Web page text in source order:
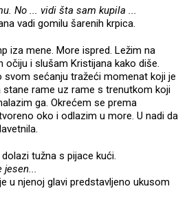
No ... vidi šta sam kupila ...
vadi gomilu šarenih krpica.
iza mene. More ispred. Ležim na
očiju i slušam Kristijana kako diše.
svom sećanju tražeći momenat koji je
rame uz rame s trenutkom koji
ga. Okrećem se prema
oko i odlazim u more. U nadi da
tužna s pijace kući.
jesen...
u njenoj glavi predstavljeno ukusom